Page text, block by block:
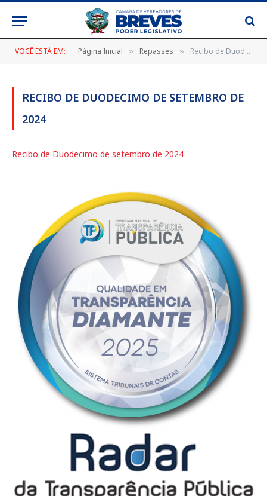
VOCÊ ESTÁ EM: Página Inicial » Repasses » Recibo de Duodecimo de setembro de 2024
RECIBO DE DUODECIMO DE SETEMBRO DE
2024
Recibo de Duodecimo de setembro de 2024